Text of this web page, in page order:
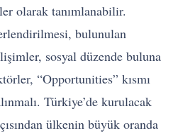
olarak tanımlanabilir.
bulunulan
sosyal düzende buluna
“Opportunities” kısmı
Türkiye’de kurulacak
ülkenin büyük oranda